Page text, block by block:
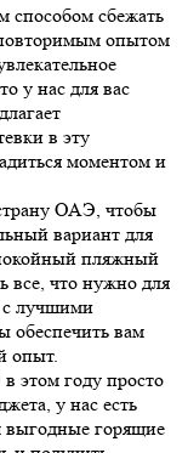
способом сбежать
опытом
у нас для вас
в эту
моментом и
ОАЭ, чтобы
вариант для
пляжный
все, что нужно для
с лучшими
обеспечить вам
опыт.
этом году просто
у нас есть
выгодные горящие